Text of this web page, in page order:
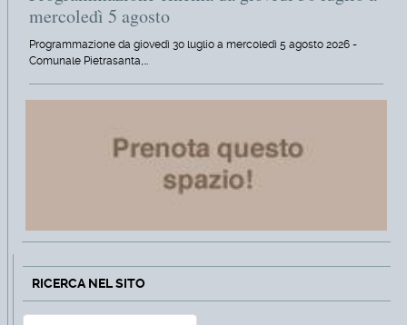
mercoledì 5 agosto
Programmazione da giovedì 30 luglio a mercoledì 5 agosto 2026 -
Comunale Pietrasanta,…
RICERCA NEL SITO
Cerca Type 2 or more characters for